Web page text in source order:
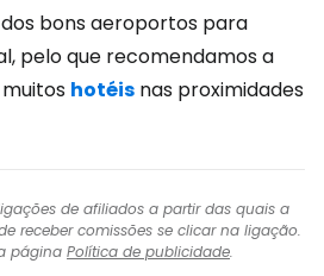
bons aeroportos para
pelo que recomendamos a
hotéis nas proximidades
de afiliados a partir das quais a
receber comissões se clicar na ligação.
página Política de publicidade.